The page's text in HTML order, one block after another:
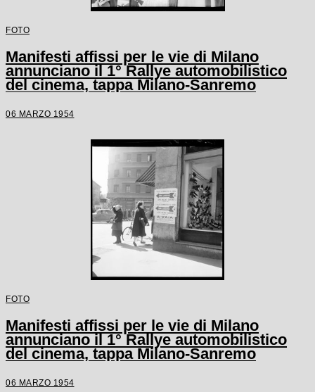
FOTO
Manifesti affissi per le vie di Milano
annunciano il 1° Rallye automobilistico
del cinema, tappa Milano-Sanremo
06 MARZO 1954
FOTO
Manifesti affissi per le vie di Milano
annunciano il 1° Rallye automobilistico
del cinema, tappa Milano-Sanremo
06 MARZO 1954